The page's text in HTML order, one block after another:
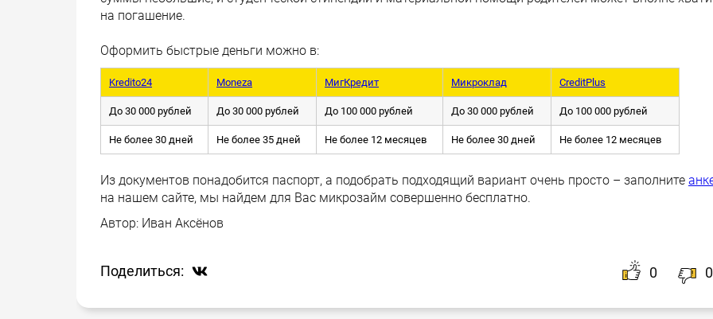
на погашение.
Оформить быстрые деньги можно в:
Kredito24 Moneza МигКредит Микроклад CreditPlus
До 30 000 рублей До 30 000 рублей До 100 000 рублей До 30 000 рублей До 100 000 рублей
Не более 30 дней Не более 35 дней Не более 12 месяцев Не более 30 дней Не более 12 месяцев
Из документов понадобится паспорт, а подобрать подходящий вариант очень просто – заполните
на нашем сайте, мы найдем для Вас микрозайм совершенно бесплатно.
Автор: Иван Аксёнов
Поделиться: 0 0